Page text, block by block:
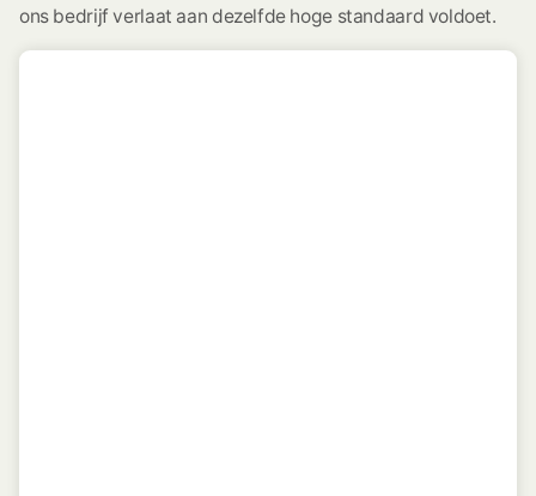
ons bedrijf verlaat aan dezelfde hoge standaard voldoet.